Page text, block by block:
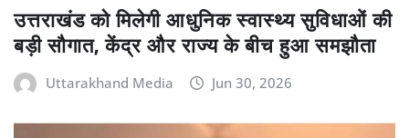
उत्तराखंड को मिलेगी आधुनिक स्वास्थ्य सुविधाओं की
बड़ी सौगात, केंद्र और राज्य के बीच हुआ समझौता
Uttarakhand Media Jun 30, 2026